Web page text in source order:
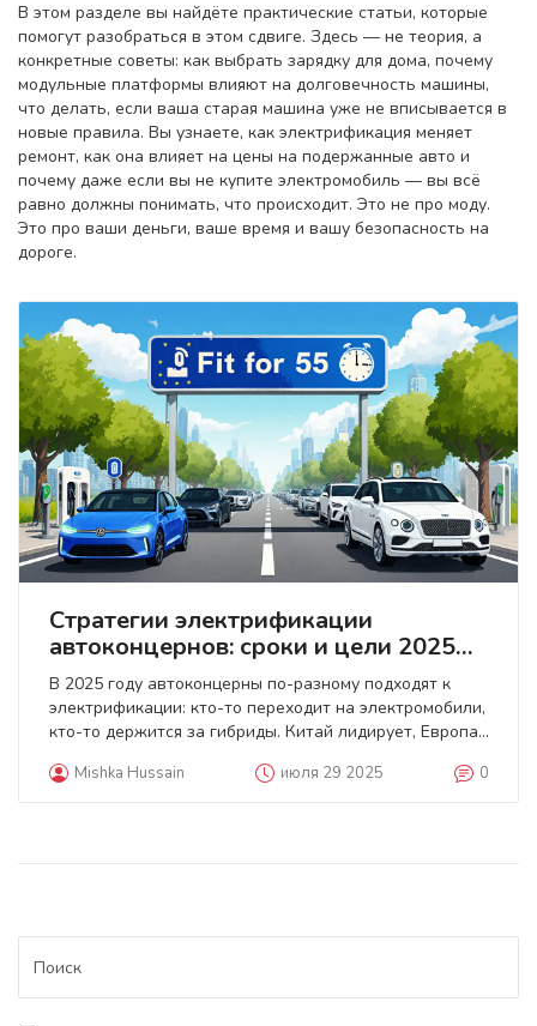
В этом разделе вы найдёте практические статьи, которые
помогут разобраться в этом сдвиге. Здесь — не теория, а
конкретные советы: как выбрать зарядку для дома, почему
модульные платформы влияют на долговечность машины,
что делать, если ваша старая машина уже не вписывается в
новые правила. Вы узнаете, как электрификация меняет
ремонт, как она влияет на цены на подержанные авто и
почему даже если вы не купите электромобиль — вы всё
равно должны понимать, что происходит. Это не про моду.
Это про ваши деньги, ваше время и вашу безопасность на
дороге.
Стратегии электрификации
автоконцернов: сроки и цели 2025
года
В 2025 году автоконцерны по-разному подходят к
электрификации: кто-то переходит на электромобили,
кто-то держится за гибриды. Китай лидирует, Европа
выбрать покупателю.
Mishka Hussain июля 29 2025 0